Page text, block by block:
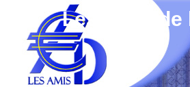
Les Amis de